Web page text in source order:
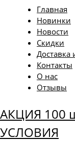
Главная
Новинки
Новости
Скидки
Доставка
Контакты
О нас
Отзывы
АКЦИЯ 100
УСЛОВИЯ